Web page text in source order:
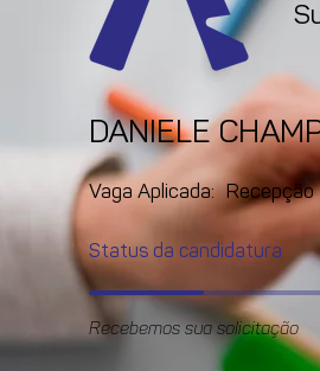
DANIELE
Vaga Aplicada: Recepção
Status da candidatura
Recebemos sua solicitação